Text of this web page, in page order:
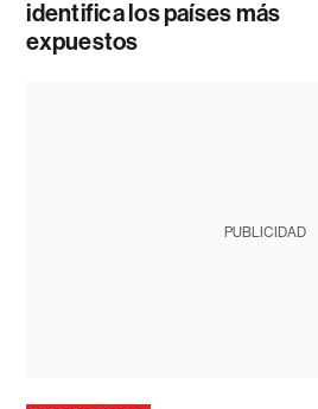
identifica los países más
expuestos
PUBLICIDAD